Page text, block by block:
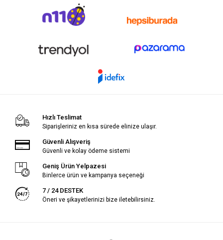
Hızlı Teslimat
Siparişleriniz en kısa sürede elinize ulaşır.
Güvenli Alışveriş
Güvenli ve kolay ödeme sistemi
Geniş Ürün Yelpazesi
Binlerce ürün ve kampanya seçeneği
7 / 24 DESTEK
Öneri ve şikayetlerinizi bize iletebilirsiniz.